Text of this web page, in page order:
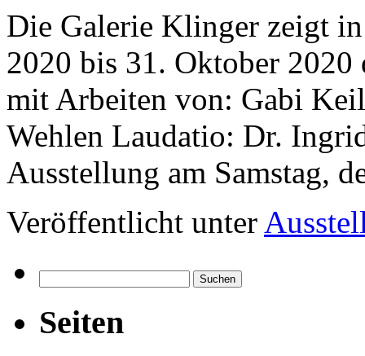
Die Galerie Klinger zeigt
2020 bis 31. Oktober
mit Arbeiten von: Gabi
Wehlen Laudatio: Dr.
Ausstellung am Samstag,
Veröffentlicht unter
nach:
Seiten